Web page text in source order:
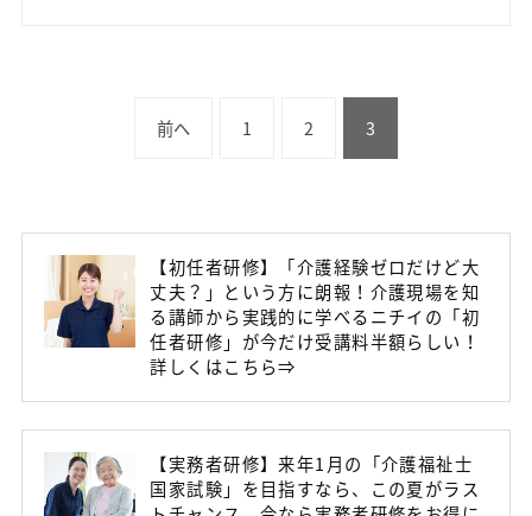
前へ 1 2 3
【初任者研修】「介護経験ゼロだけど大
丈夫？」という方に朗報！介護現場を知
る講師から実践的に学べるニチイの「初
任者研修」が今だけ受講料半額らしい！
詳しくはこちら⇒
【実務者研修】来年1月の「介護福祉士
国家試験」を目指すなら、この夏がラス